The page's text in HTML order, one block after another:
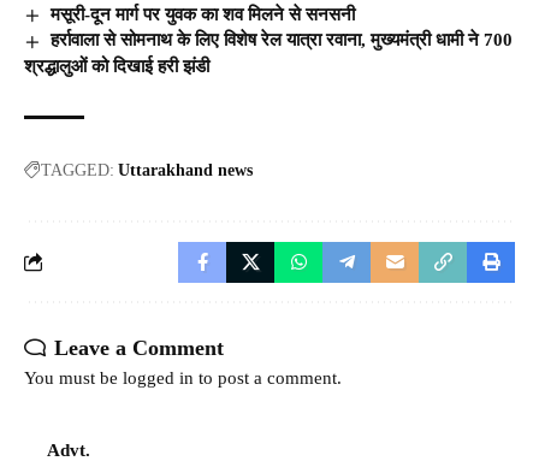
मसूरी-दून मार्ग पर युवक का शव मिलने से सनसनी
हर्रावाला से सोमनाथ के लिए विशेष रेल यात्रा रवाना, मुख्यमंत्री धामी ने 700
श्रद्धालुओं को दिखाई हरी झंडी
TAGGED: Uttarakhand news
Leave a Comment
You must be logged in to post a comment.
Advt.